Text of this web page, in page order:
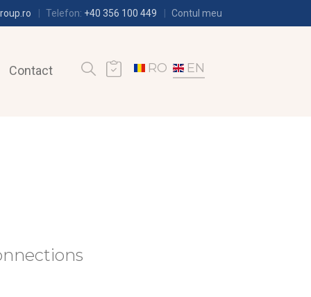
Telefon: +40 356 100 449 Contul meu
Contact RO EN